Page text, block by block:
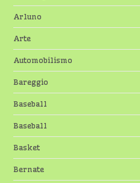
Arluno
Arte
Automobilismo
Bareggio
Baseball
Baseball
Basket
Bernate